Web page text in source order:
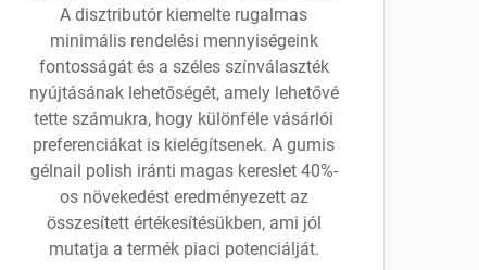
A disztributór kiemelte rugalmas
minimális rendelési mennyiségeink
fontosságát és a széles színválaszték
nyújtásának lehetőségét, amely lehetővé
tette számukra, hogy különféle vásárlói
preferenciákat is kielégítsenek. A gumis
gélnail polish iránti magas kereslet 40%-
os növekedést eredményezett az
összesített értékesítésükben, ami jól
mutatja a termék piaci potenciálját.